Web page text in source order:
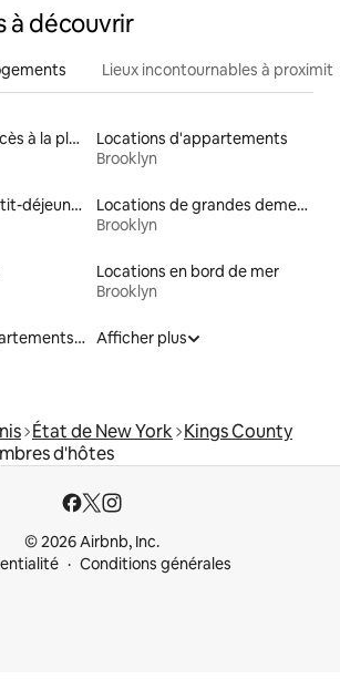
à découvrir
Lieux incontournables à
Locations avec accès à la plage
Locations d'appartements
Brooklyn
Locations avec petit-déjeuner
Locations de grandes demeures
Brooklyn
Locations en bord de mer
Brooklyn
Résidences d'appartements en location Afficher plus
État de New York Kings County
d'hôtes
© 2026 Airbnb, Inc.
Conditions générales